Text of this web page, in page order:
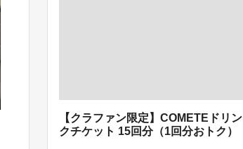
【クラファン限定】COMETEドリン
クチケット 15回分（1回分おトク）